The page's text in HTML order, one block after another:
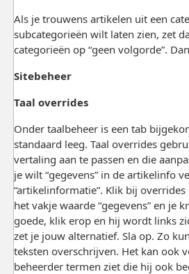
Als je trouwens artikelen uit een
subcategorieën wilt laten zien, zet
categorieën op “geen volgorde”.
Sitebeheer
Taal overrides
Onder taalbeheer is een tab
standaard leeg. Taal overrides
vertaling aan te passen en die
je wilt “gegevens” in de artikelinfo
“artikelinformatie”. Klik bij overrides
het vakje waarde “gegevens” en je
goede, klik erop en hij wordt links
zet je jouw alternatief. Sla op. Zo
teksten overschrijven. Het kan ook
beheerder termen ziet die hij ook